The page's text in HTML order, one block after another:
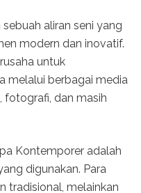
aliran seni yang
modern dan inovatif.
untuk
melalui berbagai media
fotografi, dan masih
Kontemporer adalah
digunakan. Para
tradisional, melainkan